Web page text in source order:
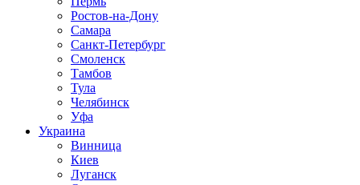
Ростов-на-Дону
Самара
Санкт-Петербург
Смоленск
Тамбов
Тула
Челябинск
Уфа
Украина
Винница
Киев
Луганск